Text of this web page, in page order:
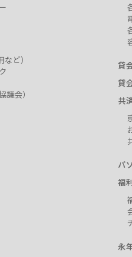
ど）
会）
貸
貸
共
パ
福
永